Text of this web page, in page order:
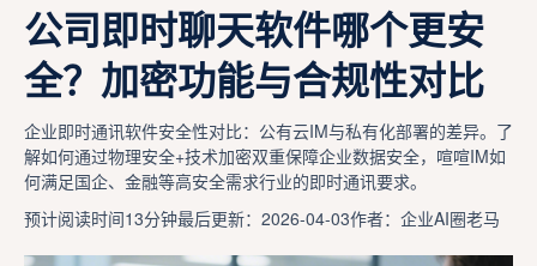
公司即时聊天软件哪个更安
全？加密功能与合规性对比
企业即时通讯软件安全性对比：公有云IM与私有化部署的差异。了
解如何通过物理安全+技术加密双重保障企业数据安全，喧喧IM如
何满足国企、金融等高安全需求行业的即时通讯要求。
预计阅读时间13分钟最后更新：2026-04-03作者：企业AI圈老马